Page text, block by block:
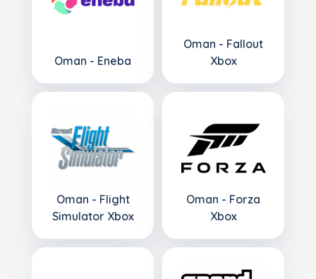
Oman - Eneba
Oman - Fallout
Xbox
Oman - Flight
Simulator Xbox
Oman - Forza
Xbox